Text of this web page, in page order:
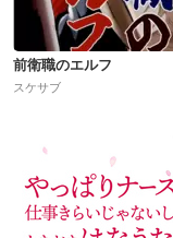
前衛職のエルフ
スケサブ